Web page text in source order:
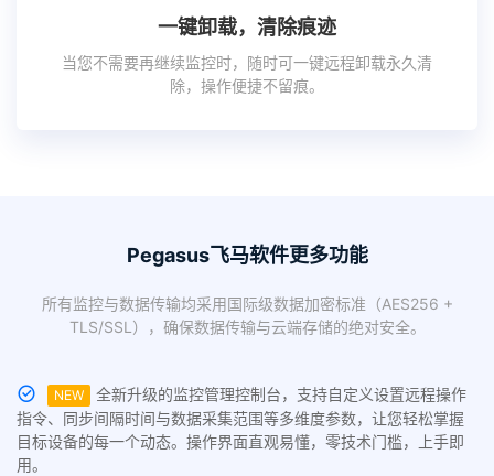
一键卸载，清除痕迹
当您不需要再继续监控时，随时可一键远程卸载永久清
除，操作便捷不留痕。
Pegasus飞马软件更多功能
所有监控与数据传输均采用国际级数据加密标准（AES256 +
TLS/SSL），确保数据传输与云端存储的绝对安全。
NEW
全新升级的监控管理控制台，支持自定义设置远程操作
指令、同步间隔时间与数据采集范围等多维度参数，让您轻松掌握
目标设备的每一个动态。操作界面直观易懂，零技术门槛，上手即
用。